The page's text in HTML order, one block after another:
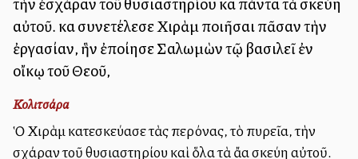
αὐτοῦ. καὶ συνετέλεσε Χιρὰμ ποιῆσαι πᾶσαν τὴν
ἐργασίαν, ἣν ἐποίησε Σαλωμὼν τῷ βασιλεῖ ἐν
οἴκῳ τοῦ Θεοῦ,
Κολιτσάρα
Ὁ Χιρὰμ κατεσκεύασε τὰς περόνας, τὸ πυρεῖα, τὴν
ἐσχάραν τοῦ θυσιαστηρίου καὶ ὅλα τὰ ἄλλα σκεύη αὐτοῦ.